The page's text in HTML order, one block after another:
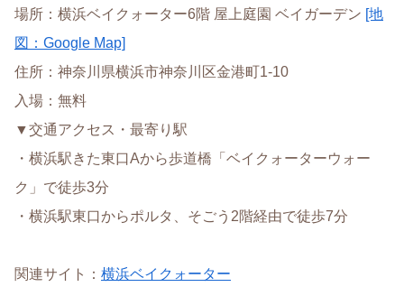
場所：横浜ベイクォーター6階 屋上庭園 ベイガーデン [地
図：Google Map]
住所：神奈川県横浜市神奈川区金港町1-10
入場：無料
▼交通アクセス・最寄り駅
・横浜駅きた東口Aから歩道橋「ベイクォーターウォー
ク」で徒歩3分
・横浜駅東口からポルタ、そごう2階経由で徒歩7分
関連サイト： 横浜ベイクォーター